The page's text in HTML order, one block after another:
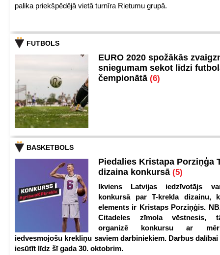
palika priekšpēdējā vietā turnīra Rietumu grupā.
FUTBOLS
EURO 2020 spožākās
sniegumam sekot līdzi
čempionātā (6)
BASKETBOLS
Piedalies Kristapa Porziņģa
dizaina konkursā (5)
Ikviens Latvijas iedzīvotājs
konkursā par T-krekla dizainu,
elements ir Kristaps Porziņģis.
Citadeles zīmola vēstnesis,
organizē konkursu ar
iedvesmojošu krekliņu saviem darbiniekiem. Darbus
iesūtīt līdz šī gada 30. oktobrim.